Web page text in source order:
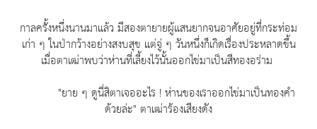
กาลครั้งหนึ่งนานมาแล้ว มีสองตายายผู้แสนยากจนอาศัยอยู่ที่กระท่อม
เก่า ๆ ในป่ากว้างอย่างสงบสุข แต่จู่ ๆ วันหนึ่งก็เกิดเรื่องประหลาดขึ้น
เมื่อตาเฒ่าพบว่าห่านที่เลี้ยงไว้นั้นออกไข่มาเป็นสีทองอร่าม
"ยาย ๆ ดูนี่สิตาเจออะไร ! ห่านของเราออกไข่มาเป็นทองคำ
ด้วยล่ะ" ตาเฒ่าร้องเสียงดัง